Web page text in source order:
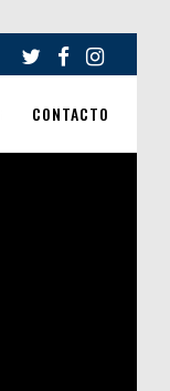
CONTACTO